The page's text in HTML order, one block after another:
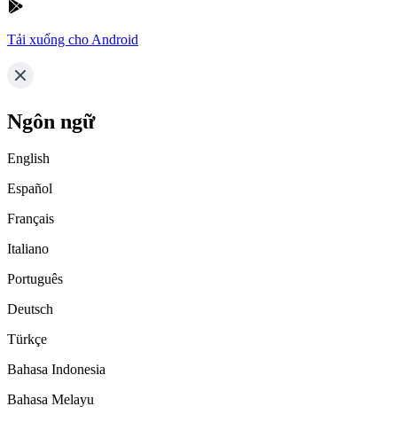
Tải xuống cho Android
Ngôn ngữ
English
Español
Français
Italiano
Português
Deutsch
Türkçe
Bahasa Indonesia
Bahasa Melayu